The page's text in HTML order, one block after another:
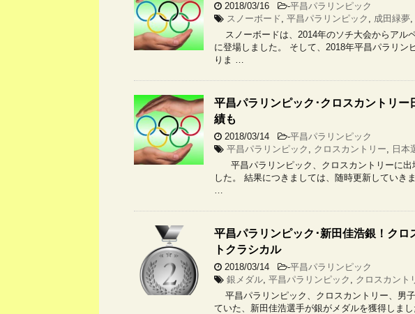
2018/03/16 -平昌パラリンピック
スノーボード , 平昌パラリンピック , 成田緑夢,
スノーボードは、2014年のソチ大会からアル
に登場しました。 そして、2018年平昌パラリン
りま …
平昌パラリンピック･クロスカントリ
績も
2018/03/14 -平昌パラリンピック
平昌パラリンピック , クロスカントリー, 日本
平昌パラリンピック、クロスカントリーに出
した。 結果につきましては、随時更新していき
…
平昌パラリンピック･新田佳浩銀！ク
トクラシカル
2018/03/14 -平昌パラリンピック
銀メダル, 平昌パラリンピック , クロスカント
平昌パラリンピック、クロスカントリー、男
ていた、新田佳浩選手が銀がメダルを獲得しま